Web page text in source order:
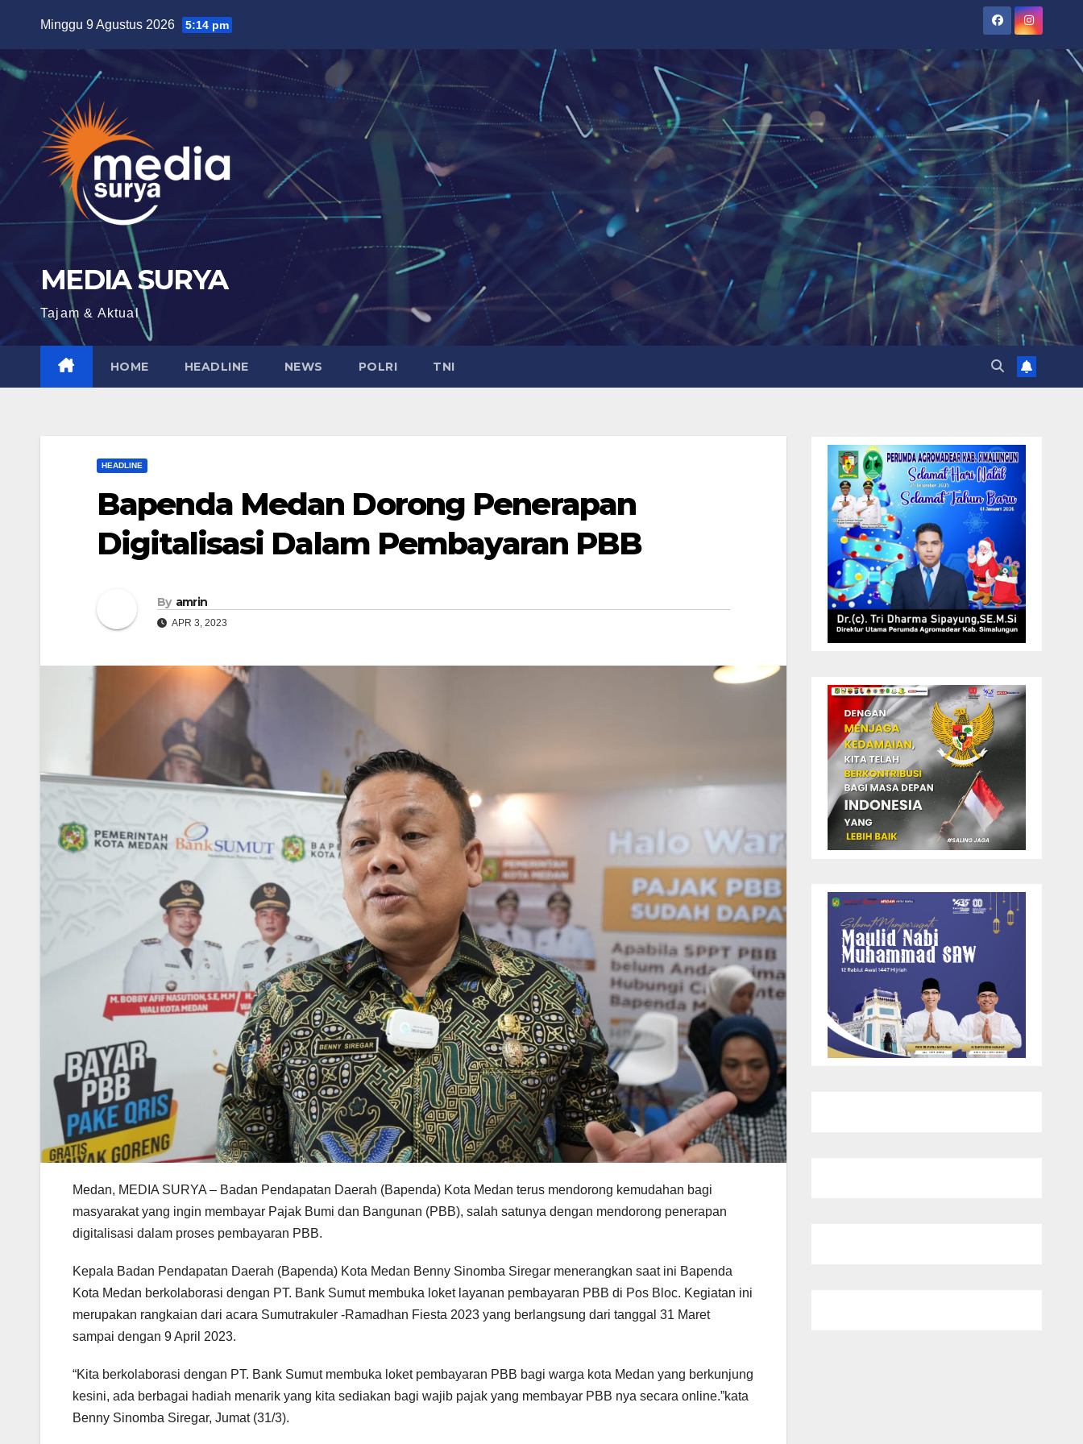
content
Minggu 9 Agustus 2026 5:14 pm
MEDIA SURYA
Tajam & Aktual
HOME HEADLINE NEWS POLRI TNI
HEADLINE
Bapenda Medan Dorong Penerapan
Digitalisasi Dalam Pembayaran PBB
By amrin
APR 3, 2023
Medan, MEDIA SURYA – Badan Pendapatan Daerah (Bapenda) Kota Medan terus mendorong kemudahan bagi
masyarakat yang ingin membayar Pajak Bumi dan Bangunan (PBB), salah satunya dengan mendorong penerapan
digitalisasi dalam proses pembayaran PBB.
Kepala Badan Pendapatan Daerah (Bapenda) Kota Medan Benny Sinomba Siregar menerangkan saat ini Bapenda
Kota Medan berkolaborasi dengan PT. Bank Sumut membuka loket layanan pembayaran PBB di Pos Bloc. Kegiatan ini
merupakan rangkaian dari acara Sumutrakuler -Ramadhan Fiesta 2023 yang berlangsung dari tanggal 31 Maret
sampai dengan 9 April 2023.
“Kita berkolaborasi dengan PT. Bank Sumut membuka loket pembayaran PBB bagi warga kota Medan yang berkunjung
kesini, ada berbagai hadiah menarik yang kita sediakan bagi wajib pajak yang membayar PBB nya secara online.”kata
Benny Sinomba Siregar, Jumat (31/3).